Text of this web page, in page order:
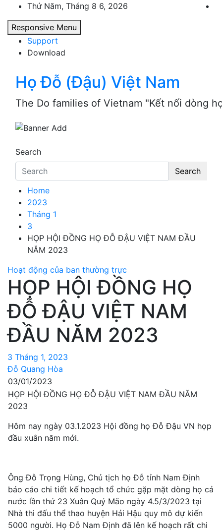
content
Thứ Năm, Tháng 8 6, 2026
Responsive Menu
Support
Download
Họ Đỗ (Đậu) Việt Nam
The Do families of Vietnam "Kết nối dòng
Search
Search
Home
2023
Tháng 1
3
HỌP HỘI ĐỒNG HỌ ĐỖ ĐẬU VIỆT NAM ĐẦU
NĂM 2023
Hoạt động của ban thường trực
HỌP HỘI ĐỒNG HỌ
ĐỖ ĐẬU VIỆT NAM
ĐẦU NĂM 2023
3 Tháng 1, 2023
Đỗ Quang Hòa
03/01/2023
HỌP HỘI ĐỒNG HỌ ĐỖ ĐẬU VIỆT NAM ĐẦU NĂM
2023
Hôm nay ngày 03.1.2023 Hội đồng họ Đỗ Đậu VN họp
đầu xuân năm mới.
Ông Đỗ Trọng Hùng, Chủ tịch họ Đỗ tỉnh Nam Định
báo cáo chi tiết kế hoạch tổ chức gặp mặt dòng họ cả
nước lần thứ 23 Xuân Quý Mão ngày 4.5/3/2023 tại
Nhà thi đấu thể thao huyện Hải Hậu quy mô dự kiến
5000 người. Họ Đỗ Nam Định đã lên kế hoạch rất chi